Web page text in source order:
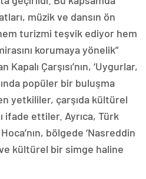
müzik ve dansın ön
turizmi teşvik ediyor hem
korumaya yönelik”
Çarşısı’nın, ‘Uygurlar,
popüler bir buluşma
yetkililer, çarşıda kültürel
ifade ettiler. Ayrıca, Türk
bölgede ‘Nasreddin
kültürel bir simge haline